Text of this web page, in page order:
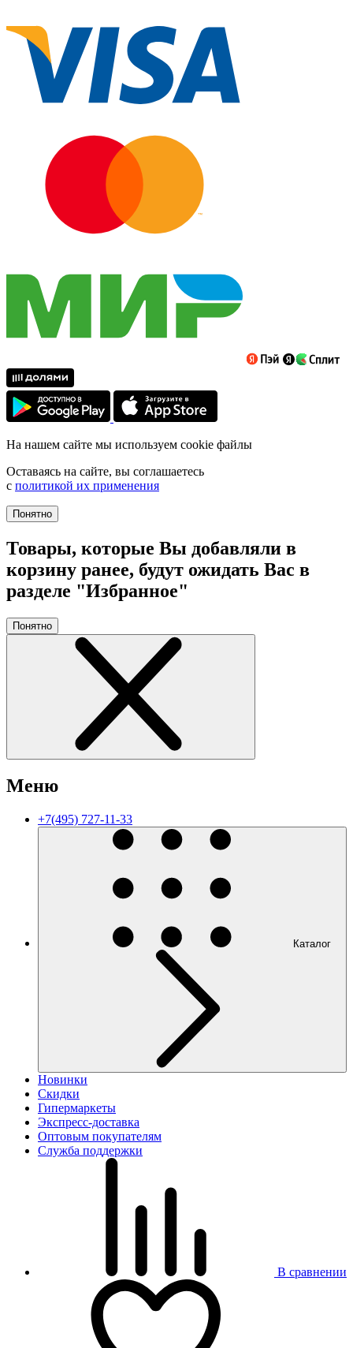
На нашем сайте мы используем cookie файлы
Оставаясь на сайте, вы соглашаетесь
с политикой их применения
Понятно
Товары, которые Вы добавляли в
корзину ранее, будут ожидать Вас в
разделе "Избранное"
Понятно
Меню
+7(495) 727-11-33
Каталог
Новинки
Скидки
Гипермаркеты
Экспресс-доставка
Оптовым покупателям
Служба поддержки
В сравнении